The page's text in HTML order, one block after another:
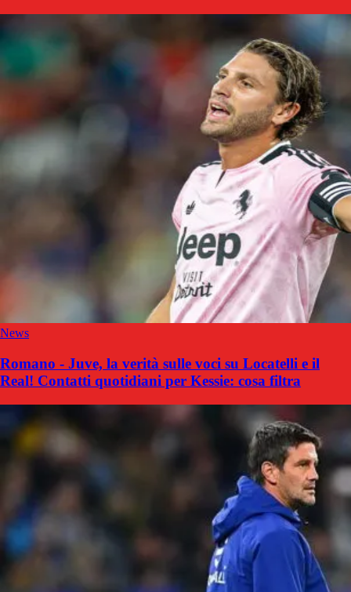
News
Romano - Juve, la verità sulle voci su Locatelli e il
Real! Contatti quotidiani per Kessie: cosa filtra